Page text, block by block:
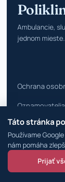
Táto stránka
Používame
nám pomáha
Prijať
Ambulancie,
jednom mieste.
Ochrana
Vyhlásenie o
Zmeniť
© 2026